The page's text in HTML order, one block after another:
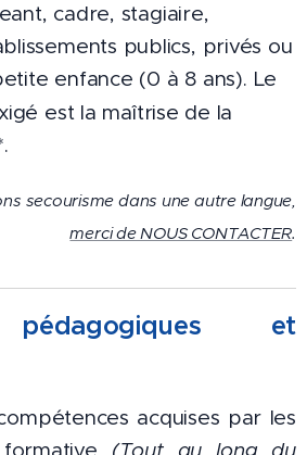
cadre, stagiaire,
publics, privés ou
enfance (0 à 8 ans). Le
est la maîtrise de la
secourisme dans une autre langue,
merci de NOUS CONTACTER.
pédagogiques et
acquises par les